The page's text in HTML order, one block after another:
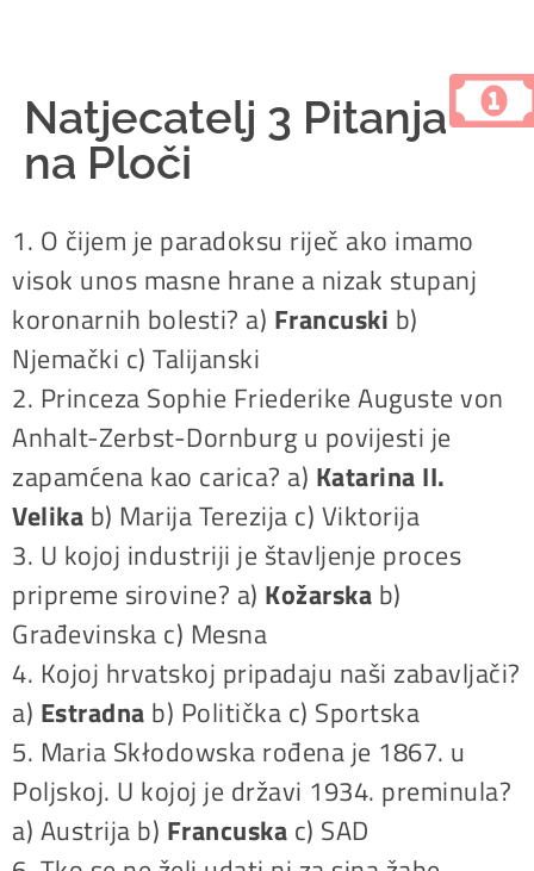
Natjecatelj 3 Pitanja
na Ploči
1. O čijem je paradoksu riječ ako imamo
visok unos masne hrane a nizak stupanj
koronarnih bolesti? a) Francuski b)
Njemački c) Talijanski
2. Princeza Sophie Friederike Auguste von
Anhalt-Zerbst-Dornburg u povijesti je
zapamćena kao carica? a) Katarina II.
Velika b) Marija Terezija c) Viktorija
3. U kojoj industriji je štavljenje proces
pripreme sirovine? a) Kožarska b)
Građevinska c) Mesna
4. Kojoj hrvatskoj pripadaju naši zabavljači?
a) Estradna b) Politička c) Sportska
5. Maria Skłodowska rođena je 1867. u
Poljskoj. U kojoj je državi 1934. preminula?
a) Austrija b) Francuska c) SAD